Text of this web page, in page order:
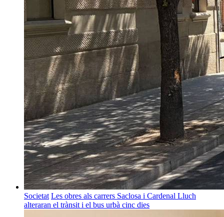
Societat Les obres als carrers Saclosa i Cardenal Lluch
alteraran el trànsit i el bus urbà cinc dies